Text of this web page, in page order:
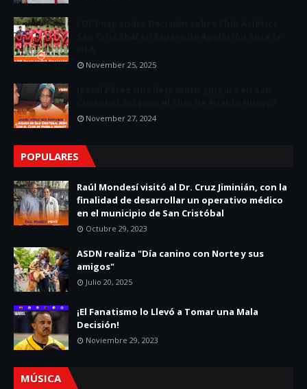
November 25, 2025
November 27, 2024
POPULARES
Raúl Mondesí visitó al Dr. Cruz Jiminián, con la
finalidad de desarrollar un operativo médico
en el municipio de San Cristóbal
Octubre 29, 2023
ASDN realiza "Día canino con Norte y sus
amigos"
Julio 20, 2025
¡El Fanatismo lo Llevó a Tomar una Mala
Decisión!
Noviembre 29, 2023
MÚSICA